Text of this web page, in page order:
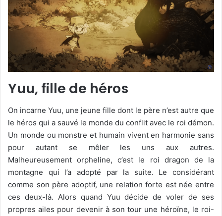
Yuu, fille de héros
On incarne Yuu, une jeune fille dont le père n’est autre que
le héros qui a sauvé le monde du conflit avec le roi démon.
Un monde ou monstre et humain vivent en harmonie sans
pour autant se mêler les uns aux autres.
Malheureusement orpheline, c’est le roi dragon de la
montagne qui l’a adopté par la suite. Le considérant
comme son père adoptif, une relation forte est née entre
ces deux-là. Alors quand Yuu décide de voler de ses
propres ailes pour devenir à son tour une héroïne, le roi-